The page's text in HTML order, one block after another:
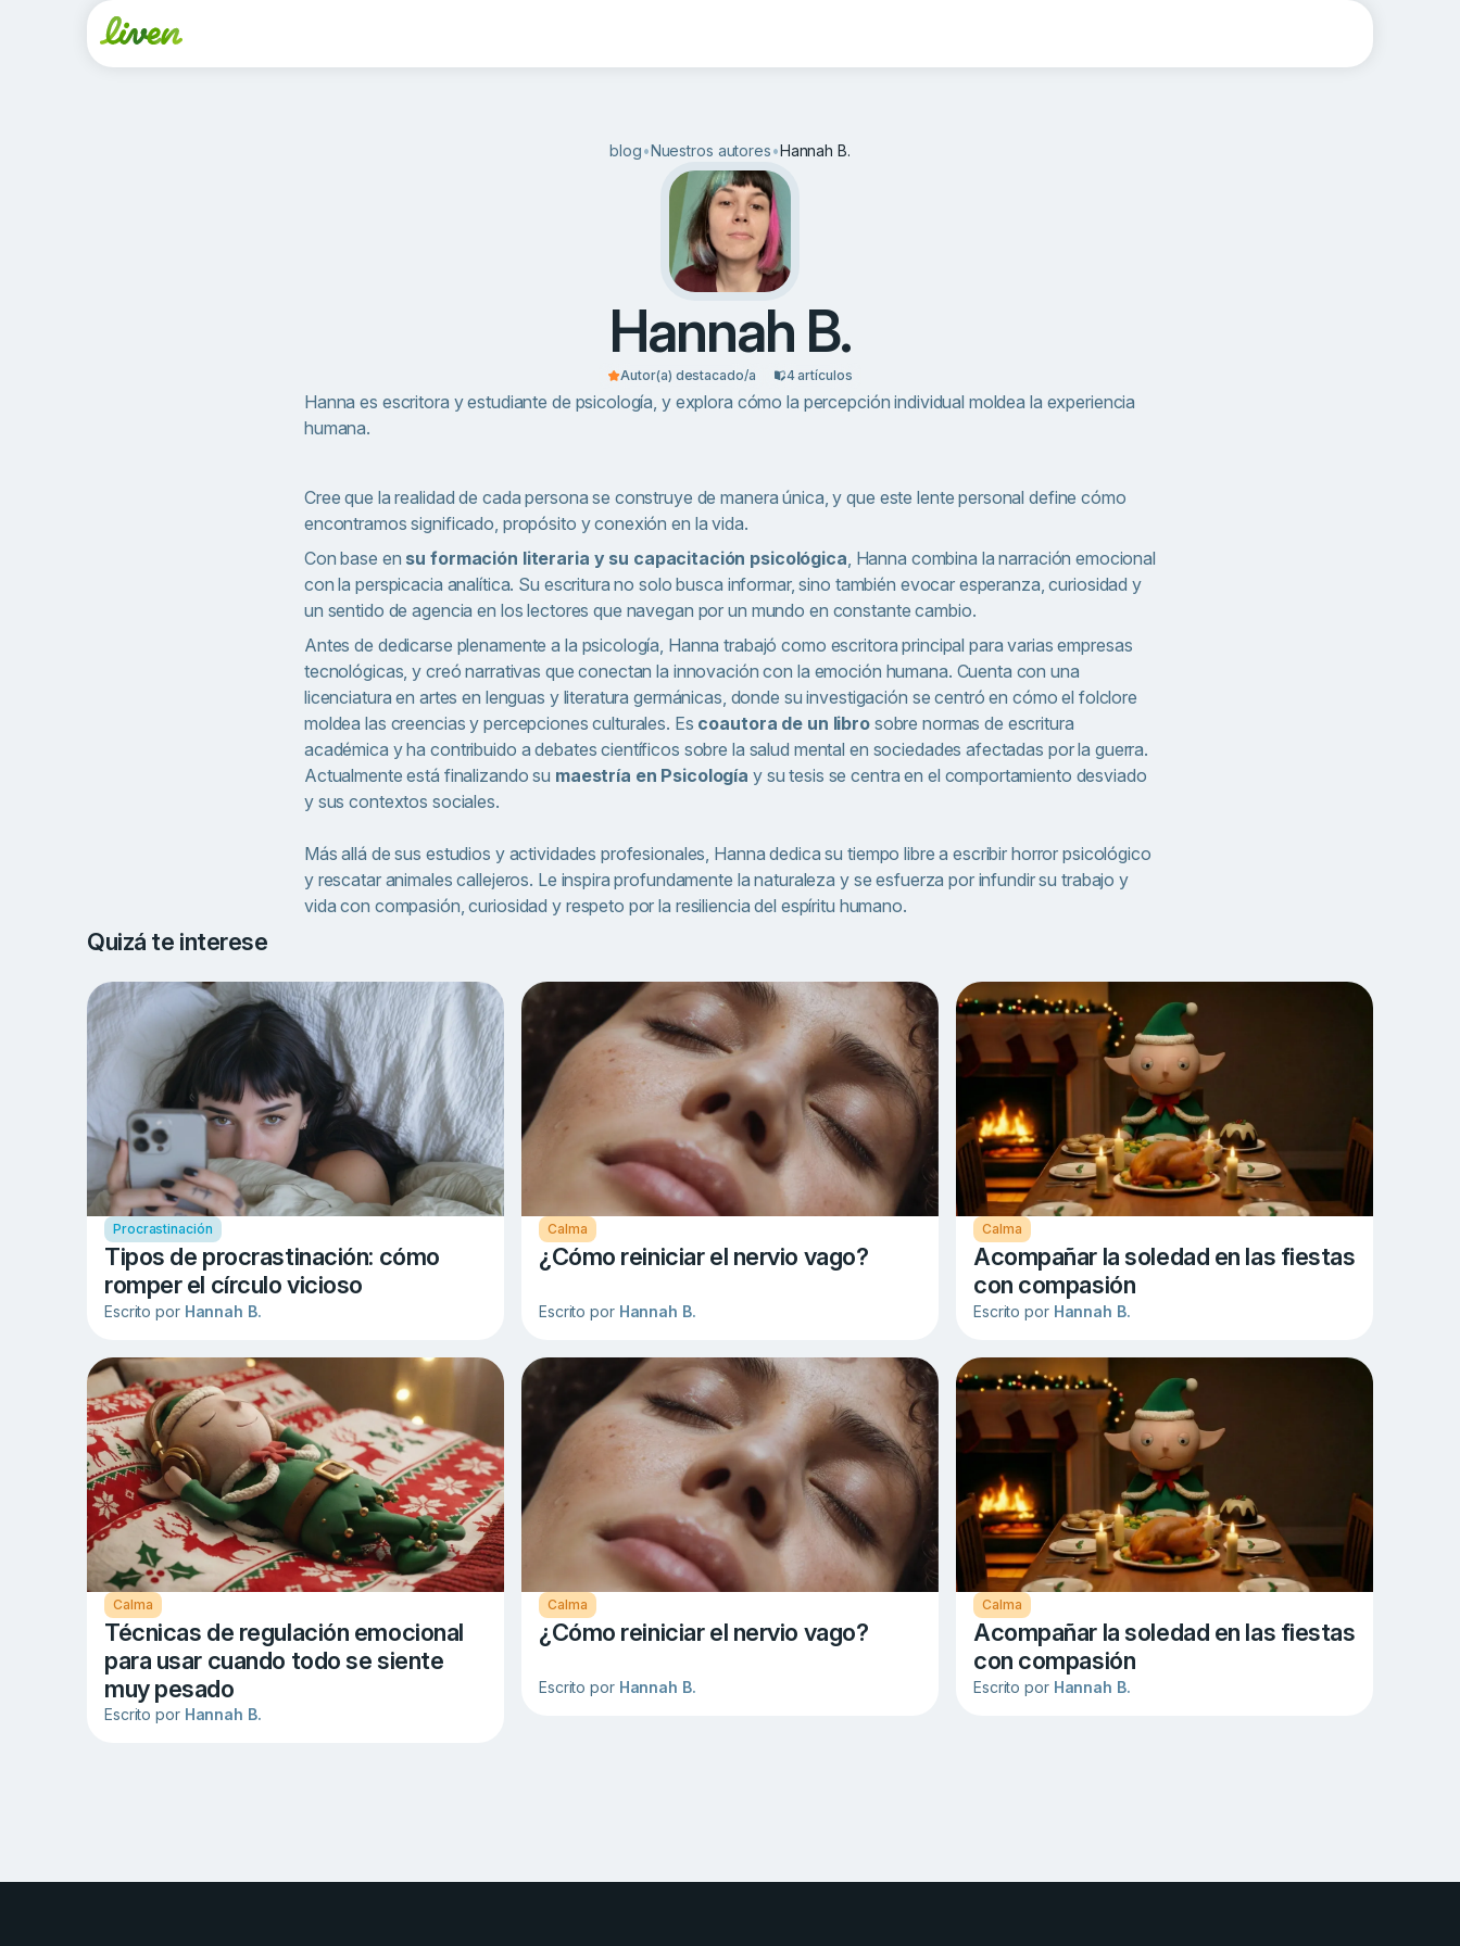
blog•Nuestros autores•Hannah B.
Hannah B.
Autor(a) destacado/a 4 artículos
Hanna es escritora y estudiante de psicología, y explora cómo la percepción individual moldea la experiencia
humana.
Cree que la realidad de cada persona se construye de manera única, y que este lente personal define cómo
encontramos significado, propósito y conexión en la vida.
Con base en su formación literaria y su capacitación psicológica, Hanna combina la narración emocional
con la perspicacia analítica. Su escritura no solo busca informar, sino también evocar esperanza, curiosidad y
un sentido de agencia en los lectores que navegan por un mundo en constante cambio.
Antes de dedicarse plenamente a la psicología, Hanna trabajó como escritora principal para varias empresas
tecnológicas, y creó narrativas que conectan la innovación con la emoción humana. Cuenta con una
licenciatura en artes en lenguas y literatura germánicas, donde su investigación se centró en cómo el folclore
moldea las creencias y percepciones culturales. Es coautora de un libro sobre normas de escritura
académica y ha contribuido a debates científicos sobre la salud mental en sociedades afectadas por la guerra.
Actualmente está finalizando su maestría en Psicología y su tesis se centra en el comportamiento desviado
y sus contextos sociales.
Más allá de sus estudios y actividades profesionales, Hanna dedica su tiempo libre a escribir horror psicológico
y rescatar animales callejeros. Le inspira profundamente la naturaleza y se esfuerza por infundir su trabajo y
vida con compasión, curiosidad y respeto por la resiliencia del espíritu humano.
Quizá te interese
Procrastinación
Tipos de procrastinación: cómo
romper el círculo vicioso
Escrito por Hannah B.
Calma
¿Cómo reiniciar el nervio vago?
Escrito por Hannah B.
Calma
Acompañar la soledad en las fiestas
con compasión
Escrito por Hannah B.
Calma
Técnicas de regulación emocional
para usar cuando todo se siente
muy pesado
Escrito por Hannah B.
Calma
¿Cómo reiniciar el nervio vago?
Escrito por Hannah B.
Calma
Acompañar la soledad en las fiestas
con compasión
Escrito por Hannah B.